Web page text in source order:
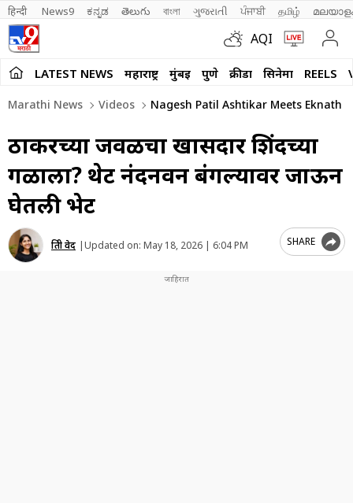
हिन्दी News9 ಕನ್ನಡ తెలుగు বাংলা ગુજરાતી ਪੰਜਾਬੀ தமிழ்
AQI
LATEST NEWS महाराष्ट्र मुंबई पुणे क्रीडा सिनेमा REELS
Marathi News Videos Nagesh Patil Ashtikar Meets Eknath
ठाकरेंच्या जवळचा खासदार शिंदेंच्या
गळाला? थेट नंदनवन बंगल्यावर जाऊन
घेतली भेट
प्रिती वेद |Updated on: May 18, 2026 | 6:04 PM SHARE